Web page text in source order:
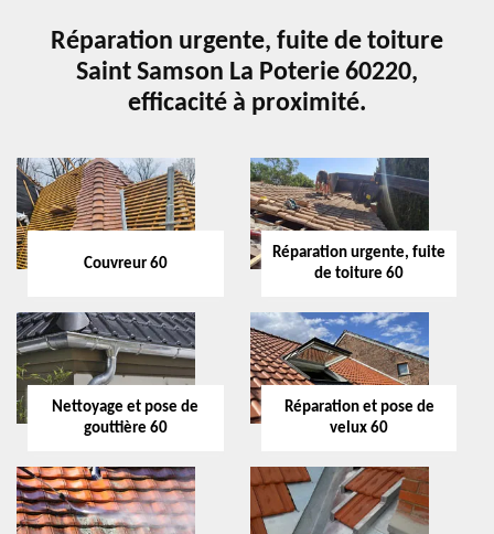
Réparation urgente, fuite de toiture
Saint Samson La Poterie 60220,
efficacité à proximité.
Couvreur 60
Réparation urgente, fuite
de toiture 60
Nettoyage et pose de
gouttière 60
Réparation et pose de
velux 60